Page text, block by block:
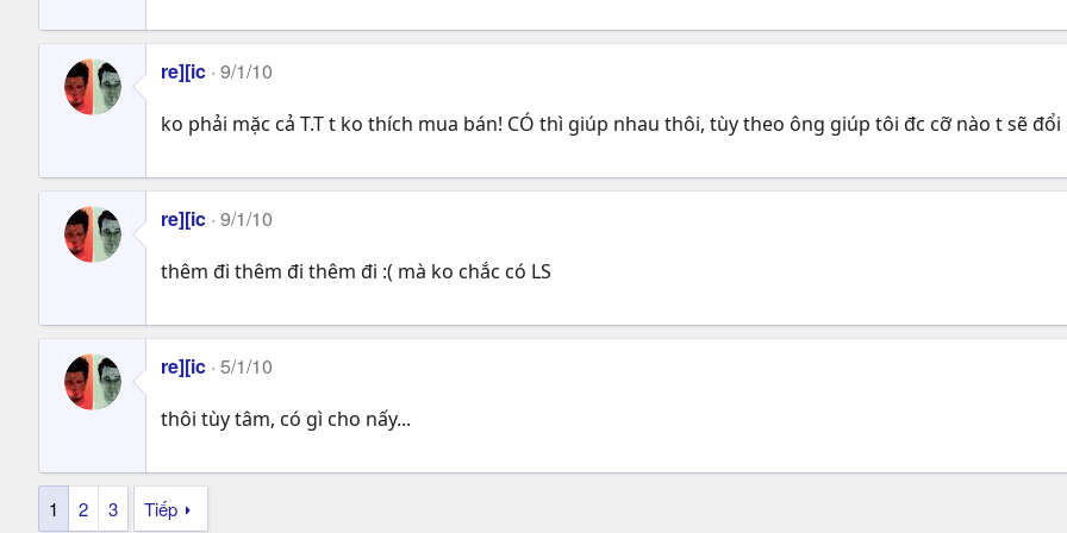
re][ic 9/1/10
ko phải mặc cả T.T t ko thích mua bán! CÓ thì giúp nhau thôi, tùy theo ông giúp tôi đc cỡ nào t sẽ đổi
re][ic 9/1/10
thêm đi thêm đi thêm đi :( mà ko chắc có LS
re][ic 5/1/10
thôi tùy tâm, có gì cho nấy...
1 2 3 Tiếp